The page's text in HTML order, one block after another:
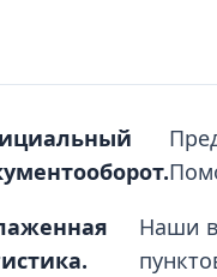
Наши